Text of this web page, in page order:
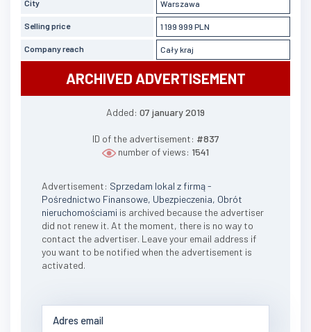
City Warszawa
Selling price 1 199 999 PLN
Company reach Cały kraj
ARCHIVED ADVERTISEMENT
Added: 07 january 2019
ID of the advertisement: #837
number of views: 1541
Advertisement: Sprzedam lokal z firmą -
Pośrednictwo Finansowe, Ubezpieczenia, Obrót
nieruchomościami is archived because the advertiser
did not renew it. At the moment, there is no way to
contact the advertiser. Leave your email address if
you want to be notified when the advertisement is
activated.